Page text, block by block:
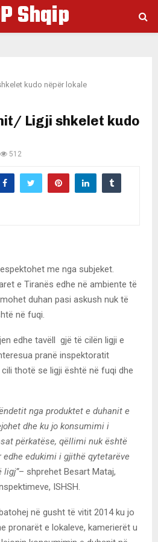
Shqip
kudo nëpër lokale
Ligji shkelet kudo
512
me nga subjeket.
e Tiranës edhe në ambiente të
duhan pasi askush nuk të
në fuqi.
edhe tavëll gjë të cilën ligji e
pranë inspektoratit
thotë se ligji është në fuqi dhe
nga produktet e duhanit e
dhe ku jo konsumimi i
përkatëse, qëllimi nuk është
edhe edukimi i gjithë qytetarëve
ligj”– shprehet Besart Mataj,
ISHSH.
në gusht të vitit 2014 ku jo
pronarët e lokaleve, kamerierët u